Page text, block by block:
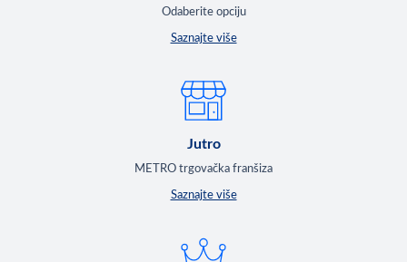
Odaberite opciju
Saznajte više
Jutro
METRO trgovačka franšiza
Saznajte više